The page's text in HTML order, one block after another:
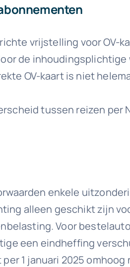
vrijstelling voor OV-
de
OV-kaart is niet
tussen reizen per
enkele
alleen geschikt zijn
Voor
een eindheffing
1 januari 2025